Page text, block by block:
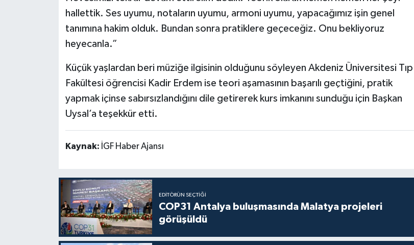
hallettik. Ses uyumu, notaların uyumu, armoni uyumu, yapacağımız işin genel
tanımına hakim olduk. Bundan sonra pratiklere geçeceğiz. Onu bekliyoruz
heyecanla.”
Küçük yaşlardan beri müziğe ilgisinin olduğunu söyleyen Akdeniz Üniversitesi Tıp
Fakültesi öğrencisi Kadir Erdem ise teori aşamasının başarılı geçtiğini, pratik
yapmak içinse sabırsızlandığını dile getirerek kurs imkanını sunduğu için Başkan
Uysal’a teşekkür etti.
Kaynak: İGF Haber Ajansı
EDITÖRÜN SEÇTIĞI
COP31 Antalya buluşmasında Malatya projeleri
görüşüldü